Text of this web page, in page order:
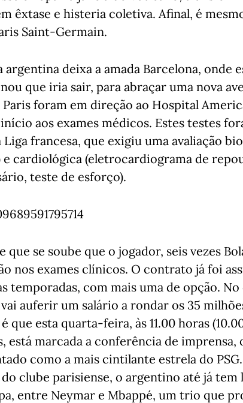
êxtase e histeria coletiva. Afinal, é
Saint-Germain.
argentina deixa a amada Barcelona, onde
que iria sair, para abraçar uma nova
foram em direção ao Hospital
aos exames médicos. Estes testes
francesa, que exigiu uma avaliação
e cardiológica (eletrocardiograma de
teste de esforço).
que se soube que o jogador, seis vezes
nos exames clínicos. O contrato já foi
temporadas, com mais uma de opção.
auferir um salário a rondar os 35
que esta quarta-feira, às 11.00 horas
está marcada a conferência de imprensa,
como a mais cintilante estrela do
clube parisiense, o argentino até já tem
entre Neymar e Mbappé, um trio que